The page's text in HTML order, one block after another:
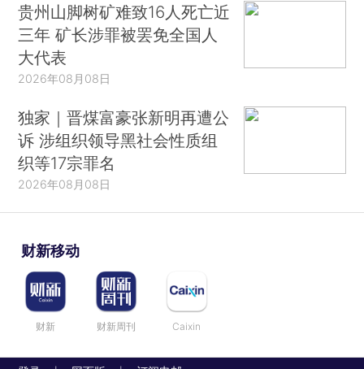
贵州山脚树矿难致16人死亡近
三年 矿长涉罪被罢免全国人
大代表
2026年08月08日
独家｜晋煤富豪张新明再遭公
诉 涉组织领导黑社会性质组
织等17宗罪名
2026年08月08日
财新移动
财新 财新周刊 Caixin